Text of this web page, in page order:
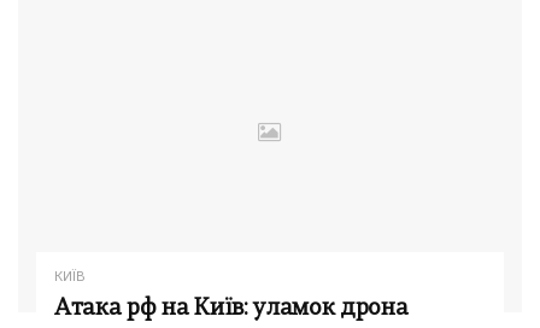
КИЇВ
Атака рф на Київ: уламок дрона